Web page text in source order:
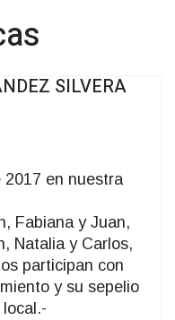
SILVERA
2017 en nuestra
Fabiana y Juan,
Natalia y Carlos,
participan con
y su sepelio